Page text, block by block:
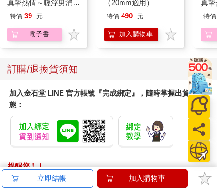
真摯熱情～輕浮男消防
員帶著熱烈眼神擁抱我
特價 39 元
電子書
（20mm適用）
特價 490 元
加入購物車
真
員
特價
訂購/退換貨須知
加入金石堂 LINE 官方帳號『完成綁定』，隨時掌握出貨動
態：
提醒您！！
金石堂及銀行均不會請您操作ATM! 如接獲電話要求您前往
立即結帳 加入購物車